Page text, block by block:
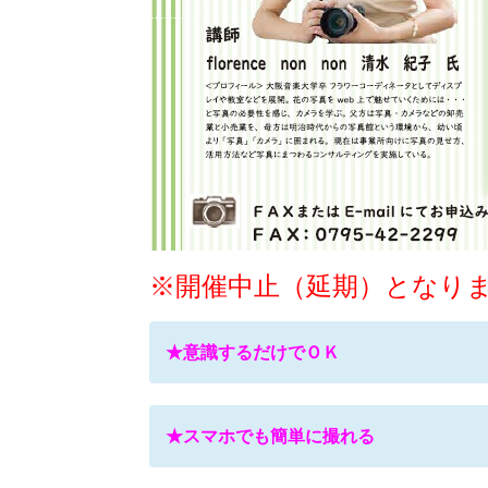
※開催中止（延期）となり
★意識するだけでＯＫ
★スマホでも簡単に撮れる